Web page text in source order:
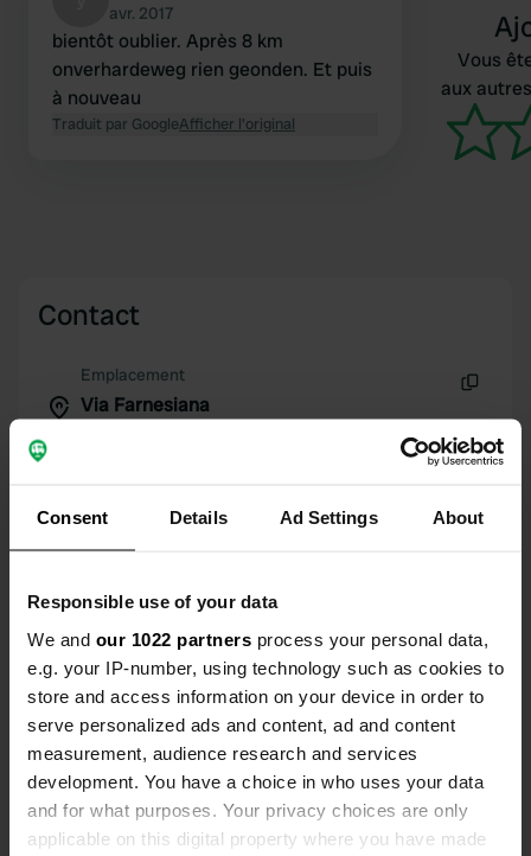
Consent Details Ad Settings About
Responsible use of your data
We and our 1022 partners process your personal data,
e.g. your IP-number, using technology such as cookies to
store and access information on your device in order to
serve personalized ads and content, ad and content
measurement, audience research and services
development. You have a choice in who uses your data
and for what purposes. Your privacy choices are only
applicable on this digital property where you have made
avr. 2017
bientôt oublier. Après 8 km
onverhardeweg rien geonden. Et puis
à nouveau
Traduit par GoogleAfficher l'original
Vous
aux
Contact
Emplacement
Via Farnesiana
42° 11' 47" N 11° 52' 41" E
42.19637 11.87814
Code du site
11023 Copie
Passer à PRO+
Carte
Afficher sur la carte